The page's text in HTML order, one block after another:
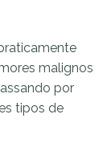
malignos
por
tipos de